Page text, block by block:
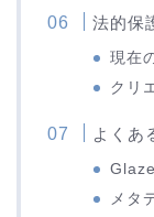
法的保
現在
クリ
よくあ
メタ